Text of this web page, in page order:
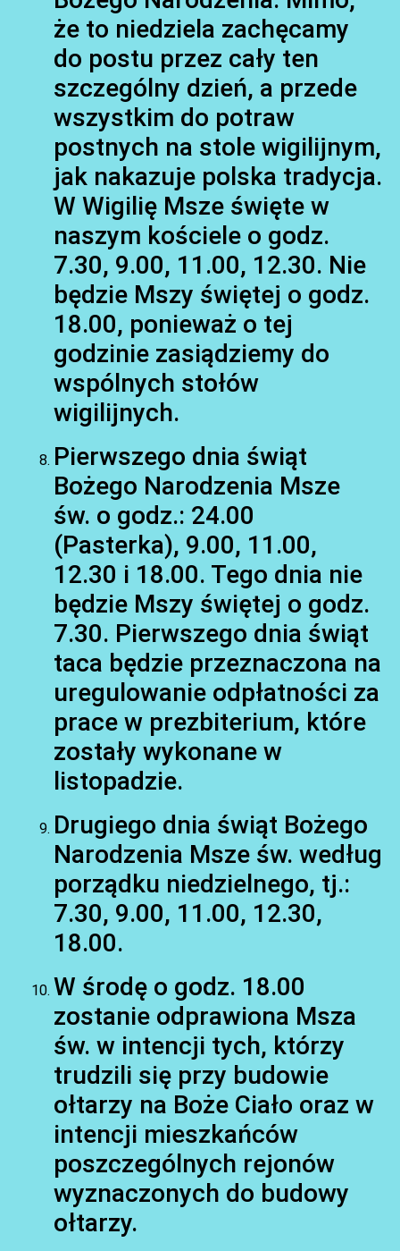
że to niedziela zachęcamy
do postu przez cały ten
szczególny dzień, a przede
wszystkim do potraw
postnych na stole wigilijnym,
jak nakazuje polska tradycja.
W Wigilię Msze święte w
naszym kościele o godz.
7.30, 9.00, 11.00, 12.30. Nie
będzie Mszy świętej o godz.
18.00, ponieważ o tej
godzinie zasiądziemy do
wspólnych stołów
wigilijnych.
Pierwszego dnia świąt
Bożego Narodzenia Msze
św. o godz.: 24.00
(Pasterka), 9.00, 11.00,
12.30 i 18.00. Tego dnia nie
będzie Mszy świętej o godz.
7.30. Pierwszego dnia świąt
taca będzie przeznaczona na
uregulowanie odpłatności za
prace w prezbiterium, które
zostały wykonane w
listopadzie.
Drugiego dnia świąt Bożego
Narodzenia Msze św. według
porządku niedzielnego, tj.:
7.30, 9.00, 11.00, 12.30,
18.00.
W środę o godz. 18.00
zostanie odprawiona Msza
św. w intencji tych, którzy
trudzili się przy budowie
ołtarzy na Boże Ciało oraz w
intencji mieszkańców
poszczególnych rejonów
wyznaczonych do budowy
ołtarzy.